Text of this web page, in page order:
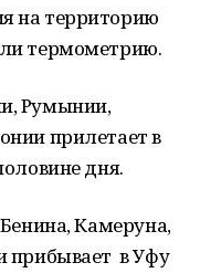
на территорию
термометрию.
Румынии,
прилетает в
дня.
Камеруна,
прибывает в Уфу